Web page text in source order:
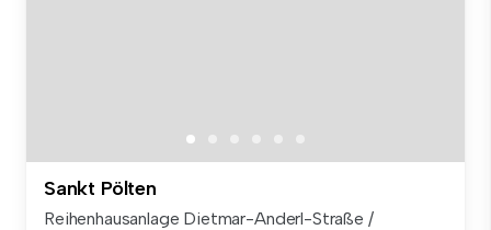
Sankt Pölten
Reihenhausanlage Dietmar-Anderl-Straße /